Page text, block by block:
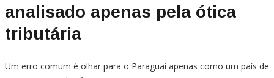
analisado apenas pela ótica
tributária
Um erro comum é olhar para o Paraguai apenas como um país de